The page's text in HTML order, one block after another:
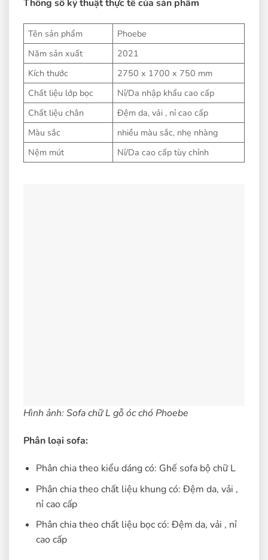
Thông số kỹ thuật thực tế của sản phẩm
Tên sản phẩm
Phoebe
Năm sản xuất
2021
Kích thước
2750 x 1700 x 750 mm
Chất liệu lớp bọc
Nỉ/Da nhập khẩu cao cấp
Chất liệu chân
Đệm da, vải , nỉ cao cấp
Màu sắc
nhiều màu sắc, nhẹ nhàng
Nệm mút
Nỉ/Da cao cấp tùy chỉnh
Hình ảnh: Sofa chữ L gỗ óc chó Phoebe
Phân loại sofa:
Phân chia theo kiểu dáng có: Ghế sofa bộ chữ L
Phân chia theo chất liệu khung có: Đệm da, vải ,
nỉ cao cấp
Phân chia theo chất liệu bọc có: Đệm da, vải , nỉ
cao cấp